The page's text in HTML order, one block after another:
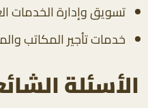
تسويق وإدارة الخدمات
خدمات تأجير المكاتب
الأسئلة